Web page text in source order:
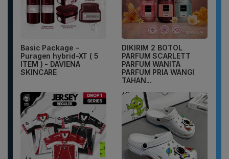
Basic Package -
Puragen hybrid-XT ( 5
ITEM ) - DAVIENA
SKINCARE
DIKIRIM 2 BOTOL
PARFUM SCARLETT
PARFUM WANITA
PARFUM PRIA WANGI
TAHAN...